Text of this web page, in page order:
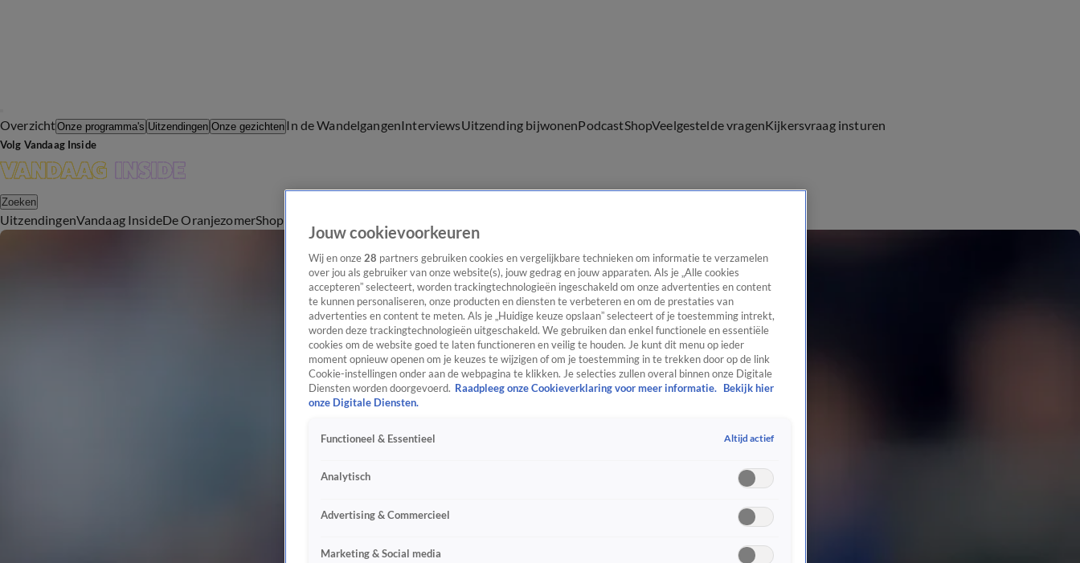
OverzichtOnze programma's Uitzendingen Onze gezichten In de WandelgangenInterviewsUitzending bijwonenPodcastShopVeelgestelde vragenKijkersvraag insturen
Volg Vandaag Inside
Zoeken
UitzendingenVandaag InsideDe OranjezomerShop
Jouw cookievoorkeuren
Wij en onze 28 partners gebruiken cookies en vergelijkbare technieken om informatie te verzamelen
over jou als gebruiker van onze website(s), jouw gedrag en jouw apparaten. Als je „Alle cookies
accepteren” selecteert, worden trackingtechnologieën ingeschakeld om onze advertenties en content
te kunnen personaliseren, onze producten en diensten te verbeteren en om de prestaties van
advertenties en content te meten. Als je „Huidige keuze opslaan” selecteert of je toestemming intrekt,
worden deze trackingtechnologieën uitgeschakeld. We gebruiken dan enkel functionele en essentiële
cookies om de website goed te laten functioneren en veilig te houden. Je kunt dit menu op ieder
moment opnieuw openen om je keuzes te wijzigen of om je toestemming in te trekken door op de link
Cookie-instellingen onder aan de webpagina te klikken. Je selecties zullen overal binnen onze Digitale
Diensten worden doorgevoerd. Raadpleeg onze Cookieverklaring voor meer informatie.
Bekijk hier
onze Digitale Diensten.
Functioneel & Essentieel Altijd actief
Analytisch
Advertising & Commercieel
Marketing & Social media